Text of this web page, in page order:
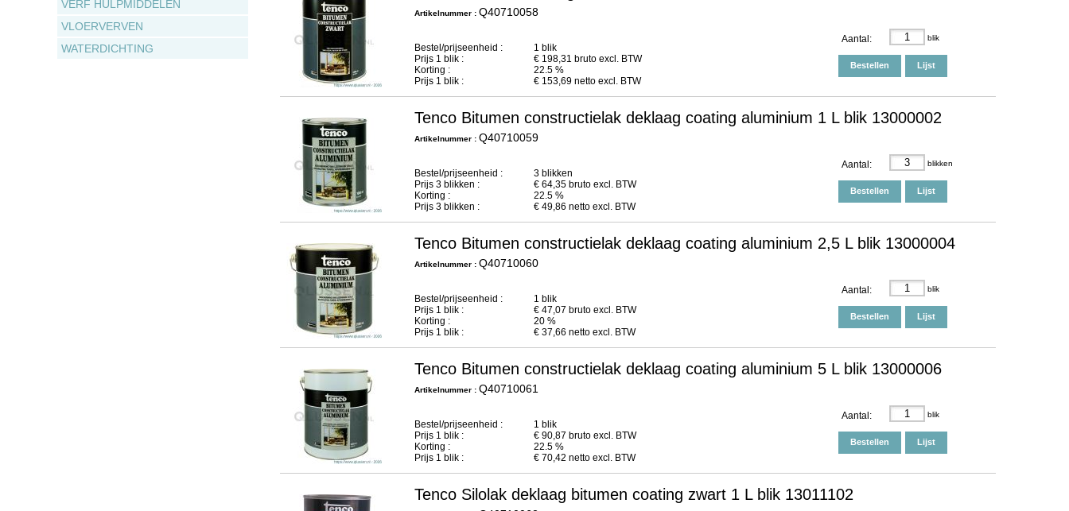
VERF HULPMIDDELEN
VLOERVERVEN
WATERDICHTING
Artikelnummer : Q40710058
Bestel/prijseenheid :
1 blik
Prijs 1 blik : € 198,31 bruto excl. BTW
Korting :
22.5 %
Prijs 1 blik : € 153,69 netto excl. BTW
Aantal: blik
Bestellen Lijst
Tenco Bitumen constructielak deklaag coating aluminium 1 L blik 13000002
Artikelnummer : Q40710059
Bestel/prijseenheid :
3 blikken
Prijs 3 blikken : € 64,35 bruto excl. BTW
Korting :
22.5 %
Prijs 3 blikken : € 49,86 netto excl. BTW
Aantal: blikken
Bestellen Lijst
Tenco Bitumen constructielak deklaag coating aluminium 2,5 L blik 13000004
Artikelnummer : Q40710060
Bestel/prijseenheid :
1 blik
Prijs 1 blik : € 47,07 bruto excl. BTW
Korting :
20 %
Prijs 1 blik : € 37,66 netto excl. BTW
Aantal: blik
Bestellen Lijst
Tenco Bitumen constructielak deklaag coating aluminium 5 L blik 13000006
Artikelnummer : Q40710061
Bestel/prijseenheid :
1 blik
Prijs 1 blik : € 90,87 bruto excl. BTW
Korting :
22.5 %
Prijs 1 blik : € 70,42 netto excl. BTW
Aantal: blik
Bestellen Lijst
Tenco Silolak deklaag bitumen coating zwart 1 L blik 13011102